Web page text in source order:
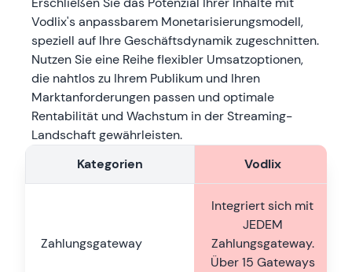
Vodlix's anpassbarem Monetarisierungsmodell,
speziell auf Ihre Geschäftsdynamik zugeschnitten.
Nutzen Sie eine Reihe flexibler Umsatzoptionen,
die nahtlos zu Ihrem Publikum und Ihren
Marktanforderungen passen und optimale
Rentabilität und Wachstum in der Streaming-
Landschaft gewährleisten.
Kategorien
Vodlix
Zahlungsgateway
Integriert sich mit
JEDEM
Zahlungsgateway.
Über 15 Gateways